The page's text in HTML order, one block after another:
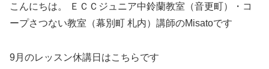
こんにちは。 ＥＣＣジュニア中鈴蘭教室（音更町）・コ
ープさつない教室（幕別町 札内）講師のMisatoです
9月のレッスン休講日はこちらです